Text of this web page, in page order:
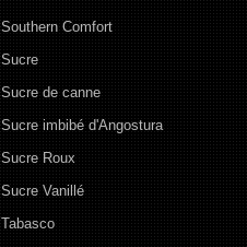
Southern Comfort
Sucre
Sucre de canne
Sucre imbibé d'Angostura
Sucre Roux
Sucre Vanillé
Tabasco